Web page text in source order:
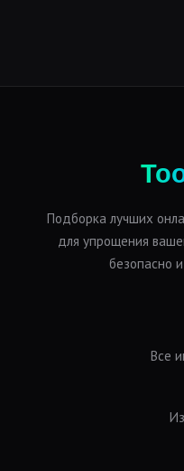
Подборка лучших
для упрощения
безопасно
Все